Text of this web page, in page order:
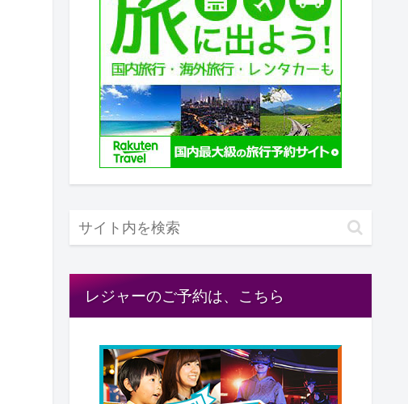
レジャーのご予約は、こちら